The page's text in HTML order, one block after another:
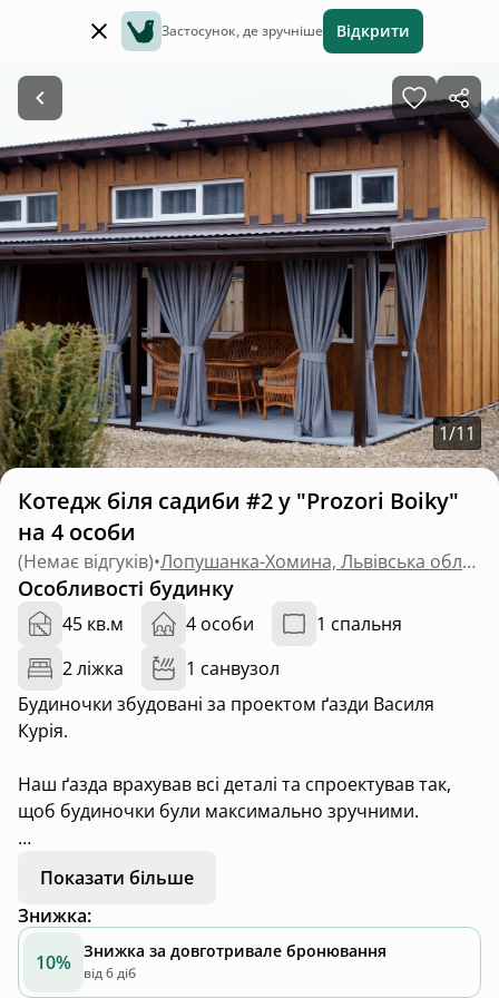
Застосунок, де зручніше Відкрити
1/11
Котедж біля садиби #2 у "Prozori Boiky"
на 4 особи
(Немає відгуків)• Лопушанка-Хомина, Львівська область
Особливості будинку
45 кв.м 4 особи
1 спальня
2 ліжка
1 санвузол
Будиночки збудовані за проектом ґазди Василя
Курія.
Наш ґазда врахував всі деталі та спроектував так,
щоб будиночки були максимально зручними.
В будиночках є велика кімната-студія, ванна кімната,
простора тераса, два двоспальні ліжка по 1,6 метра,
холодильник, кондиціонер, камін, великий телевізор
з проплаченим максимальним пакетом Мегого,
якісний нет, вайфай, посуд, всі необхідні меблі для
Показати більше
Знижка:
10% Знижка за довготривале бронювання
від 6 діб